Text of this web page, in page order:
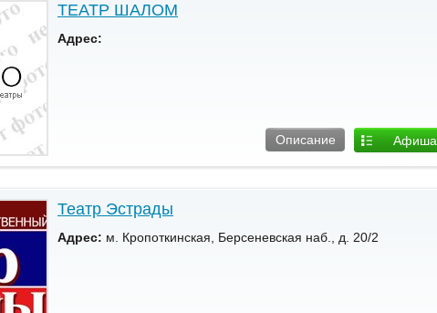
ТЕАТР ШАЛОМ
Адрес:
Афиша
Описание
Театр Эстрады
Адрес: м. Кропоткинская, Берсеневская наб., д. 20/2